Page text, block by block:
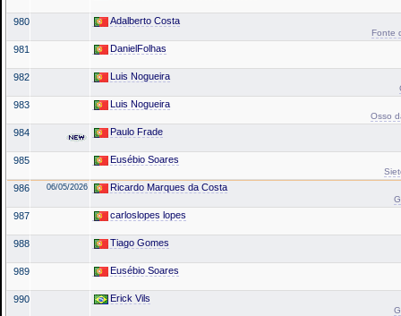
980 Adalberto Costa
Fonte
981 DanielFolhas
982 Luis Nogueira
983 Luis Nogueira
Osso
984 Paulo Frade
985 Eusébio Soares
986 06/05/2026 Ricardo Marques da Costa
987 carloslopes lopes
988 Tiago Gomes
989 Eusébio Soares
990 Erick Vils